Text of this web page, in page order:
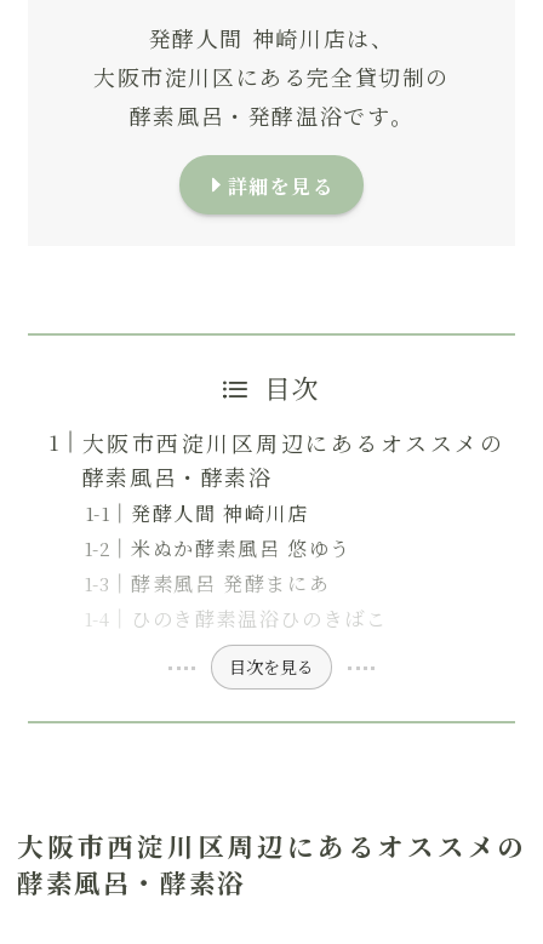
発酵人間 神崎川店は、
大阪市淀川区にある完全貸切制の
酵素風呂・発酵温浴です。
詳細を見る
目次
大阪市西淀川区周辺にあるオススメの
酵素風呂・酵素浴
発酵人間 神崎川店
米ぬか酵素風呂 悠ゆう
酵素風呂 発酵まにあ
ひのき酵素温浴ひのきばこ
目次を見る
大阪市西淀川区周辺にあるオススメの
酵素風呂・酵素浴